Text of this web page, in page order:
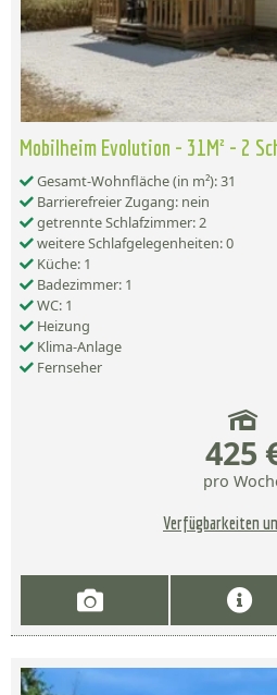
Mobilheim Evolution - 31M² - 2
Gesamt-Wohnfläche (in m²): 31
Barrierefreier Zugang: nein
getrennte Schlafzimmer: 2
weitere Schlafgelegenheiten: 0
Küche: 1
Badezimmer: 1
WC: 1
Heizung
Klima-Anlage
Fernseher
425
pro
Verfügbarkeiten